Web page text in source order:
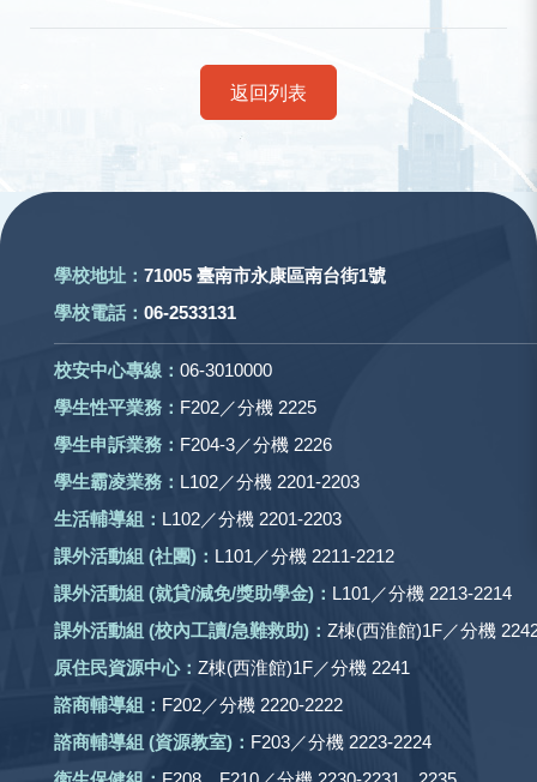
返回列表
學校地址： 71005 臺南市永康區南台街1號
學校電話： 06-2533131
校安中心專線： 06-3010000
學生性平業務： F202／分機 2225
學生申訴業務： F204-3／分機 2226
學生霸凌業務： L102／分機 2201-2203
生活輔導組： L102／分機 2201-2203
課外活動組 (社團) ： L101／分機 2211-2212
課外活動組 (就貸/減免/獎助學金)： L101／分機 2213-2214
課外活動組 (校內工讀/急難救助) ： Z棟(西淮館)1F／分機
原住民資源中心： Z棟(西淮館)1F／分機 2241
諮商輔導組： F202／分機 2220-2222
諮商輔導組 (資源教室)： F203／分機 2223-2224